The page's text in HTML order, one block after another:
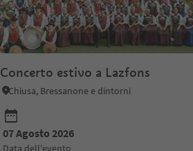
Concerto estivo a Lazfons
Chiusa, Bressanone e dintorni
07 Agosto 2026
data dell'evento